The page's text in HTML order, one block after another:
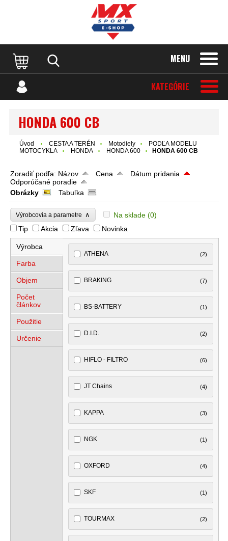
MENU
KATEGÓRIE
HONDA 600 CB
Úvod CESTA A TERÉN Motodiely
PODĽA MODELU
MOTOCYKLA
HONDA HONDA 600 HONDA 600 CB
Zoradiť podľa: Názov Cena
Dátum pridania
Odporúčané poradie
Obrázky
Tabuľka
Výrobcovia a parametre ∧ Na sklade (0)
Tip
Akcia Zľava Novinka
Výrobca
Farba
Objem
Počet
článkov
Použitie
Určenie
ATHENA (2)
BRAKING (7)
BS-BATTERY (1)
D.I.D. (2)
HIFLO - FILTRO (6)
JT Chains (4)
KAPPA (3)
NGK (1)
OXFORD (4)
SKF (1)
TOURMAX (2)